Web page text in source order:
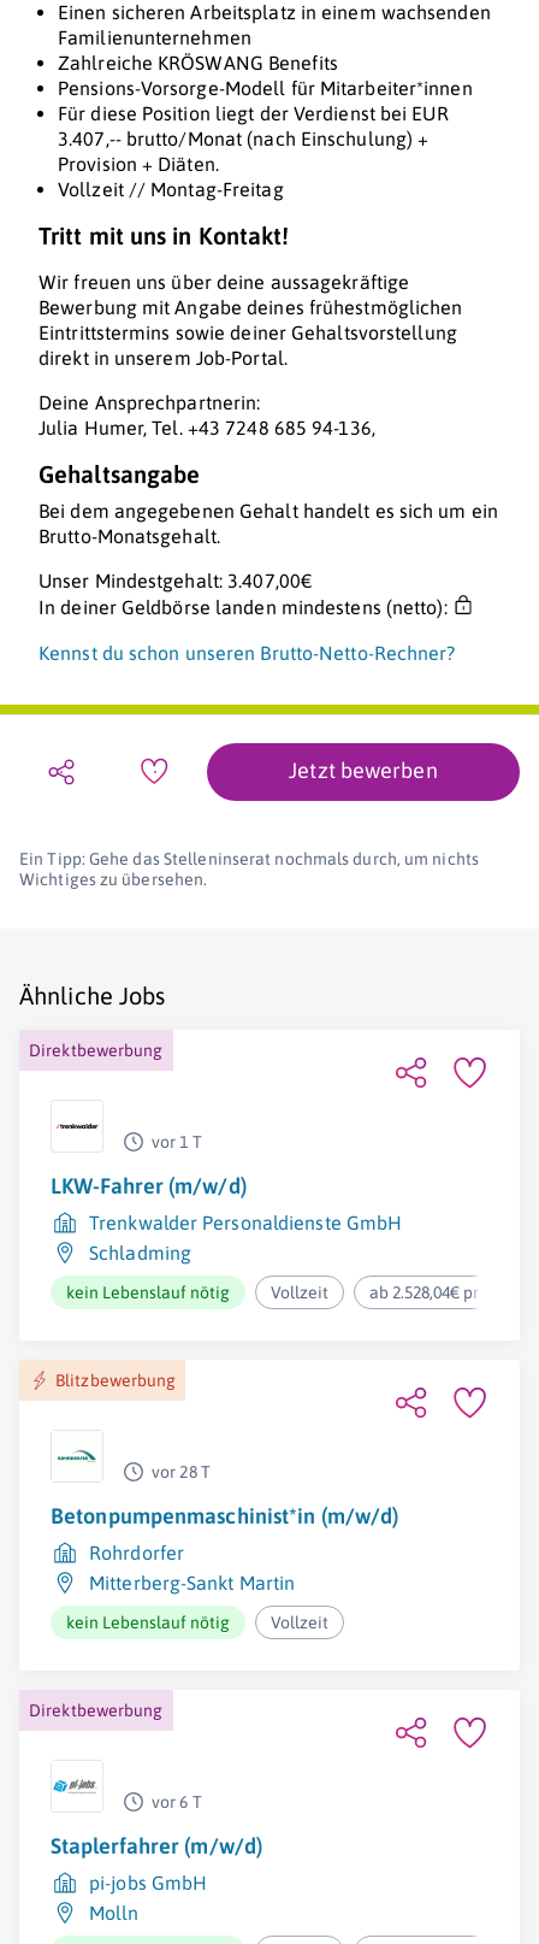
Einen sicheren Arbeitsplatz in einem wachsenden
Familienunternehmen
Zahlreiche KRÖSWANG Benefits
Pensions-Vorsorge-Modell für Mitarbeiter*innen
Für diese Position liegt der Verdienst bei EUR
3.407,-- brutto/Monat (nach Einschulung) +
Provision + Diäten.
Vollzeit // Montag-Freitag
Tritt mit uns in Kontakt!
Wir freuen uns über deine aussagekräftige
Bewerbung mit Angabe deines frühestmöglichen
Eintrittstermins sowie deiner Gehaltsvorstellung
direkt in unserem Job-Portal.
Deine Ansprechpartnerin:
Julia Humer, Tel. +43 7248 685 94-136,
Gehaltsangabe
Bei dem angegebenen Gehalt handelt es sich um ein
Brutto-Monatsgehalt.
Unser Mindestgehalt: 3.407,00€
In deiner Geldbörse landen mindestens (netto):
Kennst du schon unseren Brutto-Netto-Rechner?
Jetzt bewerben
Ein Tipp: Gehe das Stelleninserat nochmals durch, um nichts
Wichtiges zu übersehen.
Ähnliche Jobs
Direktbewerbung
vor 1 T
LKW-Fahrer (m/w/d)
Trenkwalder Personaldienste GmbH
Schladming
kein Lebenslauf nötig Vollzeit ab 2.528,04€ pro
Blitzbewerbung
vor 28 T
Betonpumpenmaschinist*in (m/w/d)
Rohrdorfer
Mitterberg-Sankt Martin
kein Lebenslauf nötig Vollzeit
Direktbewerbung
vor 6 T
Staplerfahrer (m/w/d)
pi-jobs GmbH
Molln